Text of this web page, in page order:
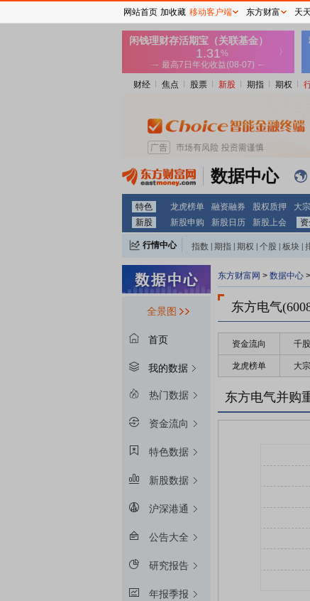
财经 焦点 股票 新股 期指 期权
数据中心
特色 龙虎榜单 融资融券 股权质押 大
新股
新股申购 新股日历 新股上会
行情中心 指数 期指 期权 个股 板块
全景图
首页
我的数据
热门数据
资金流向
特色数据
新股数据
沪深港通
公告大全
研究报告
年报季报
东方财富网 > 数据中心 >
东方电气
资金流向 千
龙虎榜单 大
东方电气并购
网站首页 加收藏 移动客户端 东方财富 天